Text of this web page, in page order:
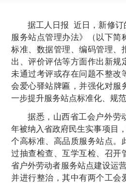
据工人日报 近日，新修订
服务站点管理办法》（以下简
标准、数据管理、编码管理、
出、评价评估等方面作出新规
未通过考评或存在问题不整改
会爱心驿站牌匾，并强化对服
一步提升服务站点标准化、规范
据悉，山西省工会户外劳
年被纳入省政府民生实事项目
个高标准、高品质服务站点。
过抽查检查、互学互检、召开
省户外劳动者服务站点建设运
并进行整治，其中有两个工会